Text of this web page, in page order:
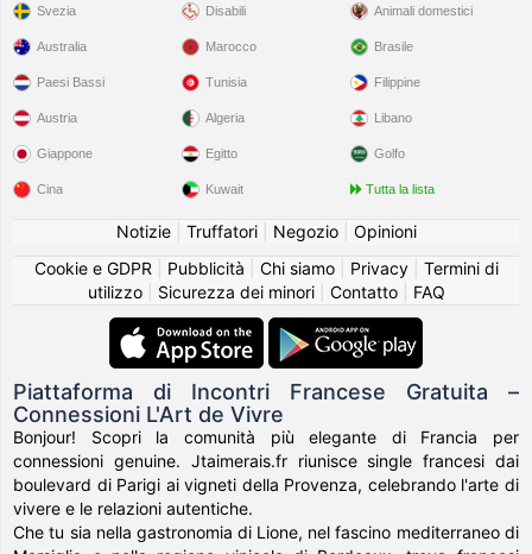
Svezia Disabili Animali domestici
Australia
Paesi Bassi
Austria
Giappone
Cina
Marocco
Tunisia
Algeria
Egitto
Kuwait
Brasile
Filippine
Libano
Golfo
Tutta la lista
Notizie| Truffatori| Negozio| Opinioni
Cookie e GDPR
Pubblicità Chi siamo| Privacy| Termini di
utilizzo| Sicurezza dei minori| Contatto| FAQ
Piattaforma di Incontri Francese Gratuita –
Connessioni L'Art de Vivre
Bonjour! Scopri la comunità più elegante di Francia per
connessioni genuine. Jtaimerais.fr riunisce single francesi dai
boulevard di Parigi ai vigneti della Provenza, celebrando l'arte di
vivere e le relazioni autentiche.
Che tu sia nella gastronomia di Lione, nel fascino mediterraneo di